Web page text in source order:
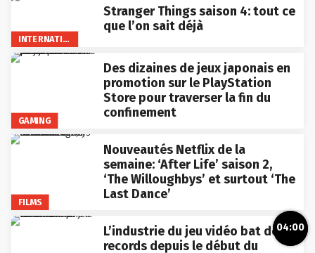
INTERNATIONAL
Stranger Things saison 4: tout ce
que l’on sait déjà
GAMING
Des dizaines de jeux japonais en
promotion sur le PlayStation
Store pour traverser la fin du
confinement
FILMS
Nouveautés Netflix de la
semaine: ‘After Life’ saison 2,
‘The Willoughbys’ et surtout ‘The
Last Dance’
L’industrie du jeu vidéo bat des
records depuis le début du
04:00